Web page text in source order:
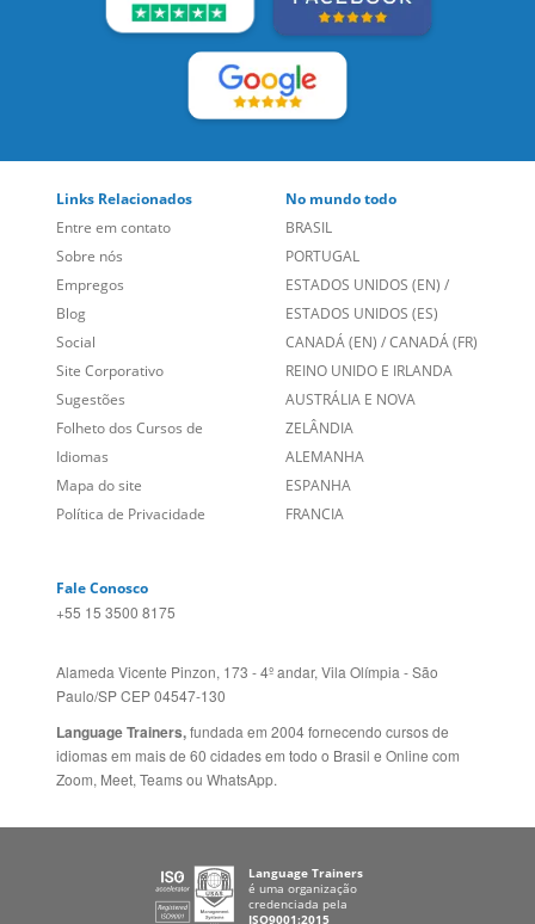
Sobre nós
Empregos
Blog
Social
Site Corporativo
Sugestões
Folheto dos Cursos de
Idiomas
Mapa do site
Política de Privacidade
PORTUGAL
ESTADOS UNIDOS (EN)
ESTADOS UNIDOS (ES)
CANADÁ (EN)/CANADÁ (FR)
REINO UNIDO E IRLANDA
AUSTRÁLIA E NOVA
ZELÂNDIA
ALEMANHA
ESPANHA
FRANCIA
Alameda Vicente Pinzon, 173 - 4º andar, Vila Olímpia - São
Language Trainers,fundada em 2004 fornecendo cursos de
idiomas em mais de 60 cidades em todo o Brasil e Online com